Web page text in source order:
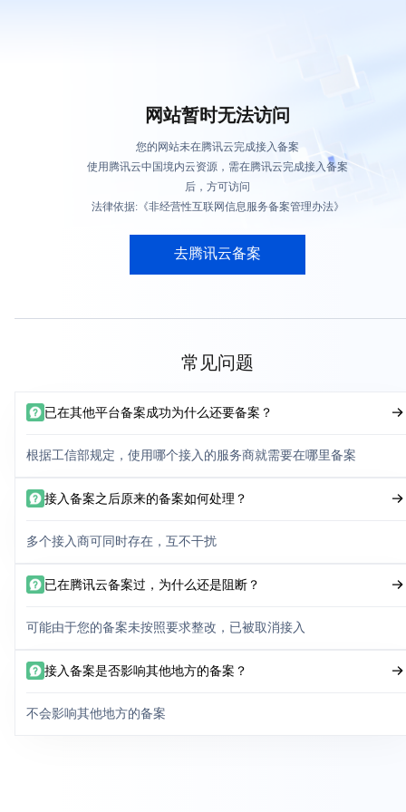
网站暂时无法访问
您的网站未在腾讯云完成接入备案
使用腾讯云中国境内云资源，需在腾讯云完成接入备案
后，方可访问
法律依据:《非经营性互联网信息服务备案管理办法》
去腾讯云备案
常见问题
已在其他平台备案成功为什么还要备案？
根据工信部规定，使用哪个接入的服务商就需要在哪里备案
接入备案之后原来的备案如何处理？
多个接入商可同时存在，互不干扰
已在腾讯云备案过，为什么还是阻断？
可能由于您的备案未按照要求整改，已被取消接入
接入备案是否影响其他地方的备案？
不会影响其他地方的备案